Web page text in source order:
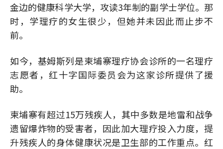
金边的健康科学大学，攻读3年制的副学士学位。那
时，学理疗的女生很少，但她并未因此而止步不
前。
如今，基姆斯列是柬埔寨理疗协会诊所的一名理疗
志愿者，红十字国际委员会为这家诊所提供了援
助。
柬埔寨有超过15万残疾人，其中多数是地雷和战争
遗留爆炸物的受害者，因此加大理疗投入力度，提
升残疾人的身体健康状况是卫生部的工作重点。红